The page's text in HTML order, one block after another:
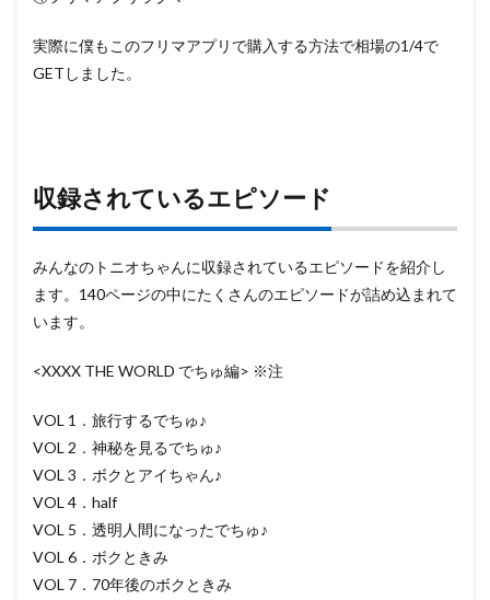
実際に僕もこのフリマアプリで購入する方法で相場の1/4で
GETしました。
収録されているエピソード
みんなのトニオちゃんに収録されているエピソードを紹介し
ます。140ページの中にたくさんのエピソードが詰め込まれて
います。
<XXXX THE WORLD でちゅ編> ※注
VOL 1．旅行するでちゅ♪
VOL 2．神秘を見るでちゅ♪
VOL 3．ボクとアイちゃん♪
VOL 4．half
VOL 5．透明人間になったでちゅ♪
VOL 6．ボクときみ
VOL 7．70年後のボクときみ